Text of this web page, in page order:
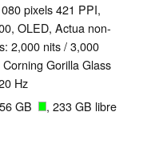
pixels 421 PPI,
OLED, Actua non-
2,000 nits / 3,000
Gorilla Glass
Hz
GB , 233 GB libre